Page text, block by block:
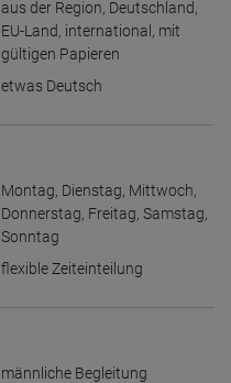
aus der Region, Deutschland,
EU-Land, international, mit
gültigen Papieren
etwas Deutsch
Montag, Dienstag, Mittwoch,
Donnerstag, Freitag, Samstag,
Sonntag
flexible Zeiteinteilung
männliche Begleitung